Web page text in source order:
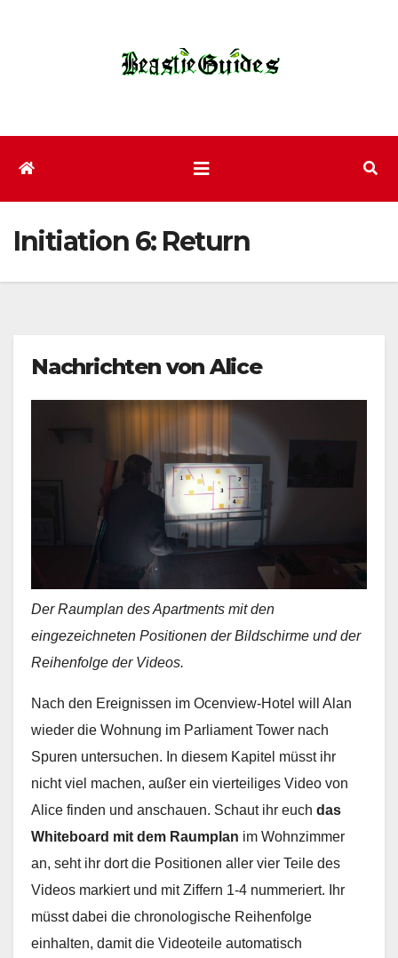
Initiation 6: Return
Nachrichten von Alice
Der Raumplan des Apartments mit den
eingezeichneten Positionen der Bildschirme und der
Reihenfolge der Videos.
Nach den Ereignissen im Ocenview-Hotel will Alan
wieder die Wohnung im Parliament Tower nach
Spuren untersuchen. In diesem Kapitel müsst ihr
nicht viel machen, außer ein vierteiliges Video von
Alice finden und anschauen. Schaut ihr euch das
Whiteboard mit dem Raumplan im Wohnzimmer
an, seht ihr dort die Positionen aller vier Teile des
Videos markiert und mit Ziffern 1-4 nummeriert. Ihr
müsst dabei die chronologische Reihenfolge
einhalten, damit die Videoteile automatisch